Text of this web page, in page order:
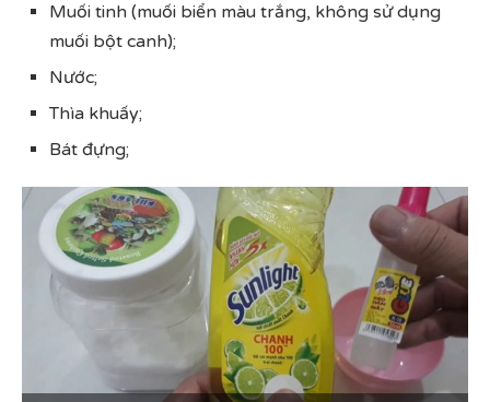
Muối tinh (muối biển màu trắng, không sử dụng
muối bột canh);
Nước;
Thìa khuấy;
Bát đựng;